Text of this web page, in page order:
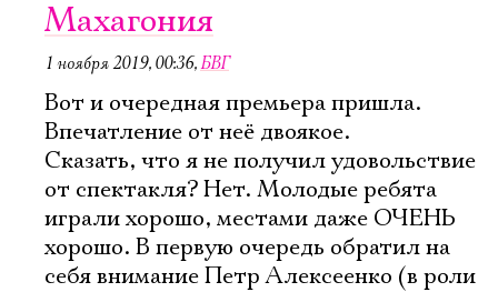
Махагония
1 ноября 2019, 00:36,БВГ
Вот и очередная премьера пришла.
Впечатление от неё двоякое.
Сказать, что я не получил удовольствие
от спектакля? Нет. Молодые ребята
играли хорошо, местами даже ОЧЕНЬ
хорошо. В первую очередь обратил на
себя внимание Петр Алексеенко (в роли